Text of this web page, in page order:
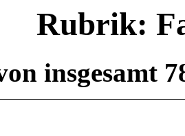
Rubrik:
insgesamt